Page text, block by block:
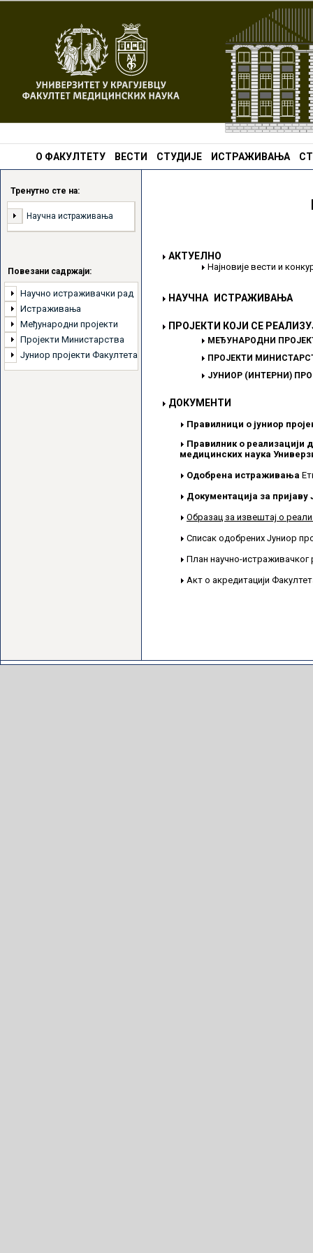
О ФАКУЛТЕТУ ВЕСТИ СТУДИЈЕ ИСТРАЖИВАЊА
Тренутно сте на:
Научна истраживања
Повезани садржаји:
Научно истраживачки рад
Истраживања
Међународни пројекти
Пројекти Министарства
Јуниор пројекти Факултета
АКТУЕЛНО
Најновије вести и
НАУЧНА ИСТРАЖИВАЊА
ПРОЈЕКТИ КОЈИ СЕ
МЕЂУНАРОДНИ
ПРОЈЕКТИ
ЈУНИОР (ИНТЕРНИ)
ДОКУМЕНТИ
Правилници о јуниор
Правилник о реализацији
медицинских наука
Одобрена истраживања
Документација за
Образац за извештај о
Списак одобрених Јуниор
План научно-истраживачког
Акт о акредитацији